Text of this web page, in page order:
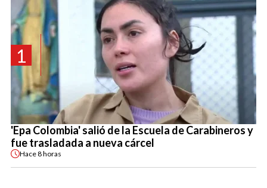
1
'Epa Colombia' salió de la Escuela de Carabineros y
fue trasladada a nueva cárcel
Hace8 horas